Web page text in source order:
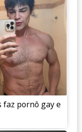
faz pornô gay e